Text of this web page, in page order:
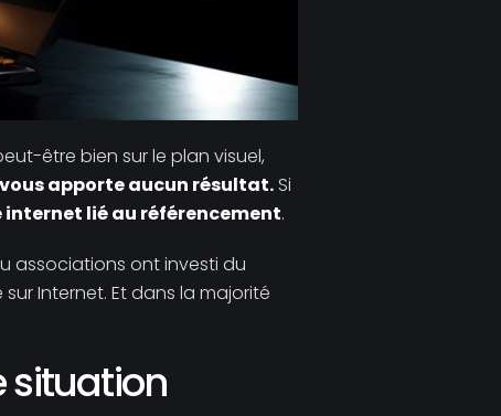
être bien sur le plan visuel,
vous apporte aucun résultat.Si
internet lié au référencement.
associations ont investi du
Internet. Et dans la majorité
situation